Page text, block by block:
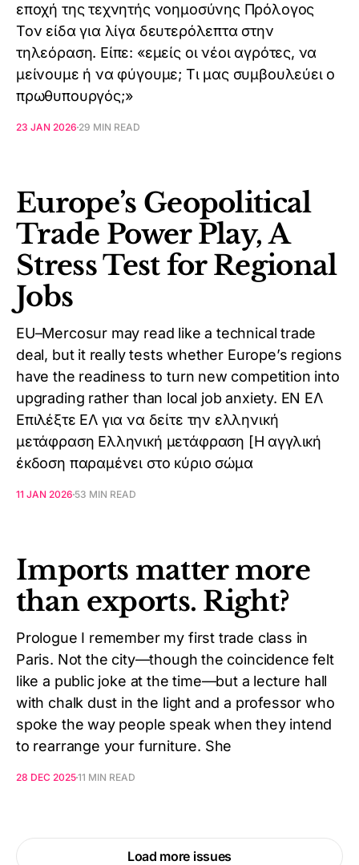
εποχή της τεχνητής νοημοσύνης Πρόλογος
Τον είδα για λίγα δευτερόλεπτα στην
τηλεόραση. Είπε: «εμείς οι νέοι αγρότες, να
μείνουμε ή να φύγουμε; Τι μας συμβουλεύει ο
πρωθυπουργός;»
23 JAN 2026 29 MIN READ
Europe’s Geopolitical
Trade Power Play, A
Stress Test for Regional
Jobs
EU–Mercosur may read like a technical trade
deal, but it really tests whether Europe’s regions
have the readiness to turn new competition into
upgrading rather than local job anxiety. EN ΕΛ
Επιλέξτε ΕΛ για να δείτε την ελληνική
μετάφραση Ελληνική μετάφραση [Η αγγλική
έκδοση παραμένει στο κύριο σώμα
11 JAN 2026 53 MIN READ
Imports matter more
than exports. Right?
Prologue I remember my first trade class in
Paris. Not the city—though the coincidence felt
like a public joke at the time—but a lecture hall
with chalk dust in the light and a professor who
spoke the way people speak when they intend
to rearrange your furniture. She
28 DEC 202511 MIN READ
Load more issues